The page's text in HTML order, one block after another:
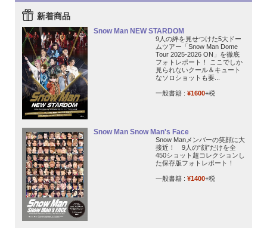
新着商品
Snow Man NEW STARDOM
9人の絆を見せつけた5大ドー
ムツアー「Snow Man Dome
Tour 2025-2026 ON」を徹底
フォトレポート！ ここでしか
見られないクール＆キュート
なソロショットも要...
一般書籍 : ¥1600+税
Snow Man Snow Man's Face
Snow Manメンバーの笑顔に大
接近！ 9人の“顔”だけを全
450ショット超コレクションし
た保存版フォトレポート！
一般書籍 : ¥1400+税